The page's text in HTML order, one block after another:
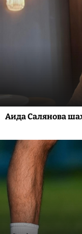
Аида Салянова